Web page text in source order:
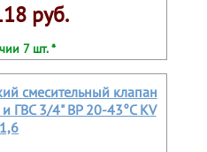
руб.
7 шт. *
смесительный клапан
ГВС 3/4" ВР 20-43°С KV
1,6